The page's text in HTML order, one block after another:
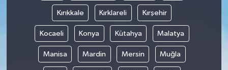
Kırıkkale Kırklareli Kırşehir
Kocaeli Konya Kütahya Malatya
Manisa Mardin Mersin Muğla